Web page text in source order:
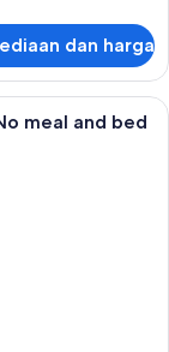
dan harga
kerja ramah
meal and bed